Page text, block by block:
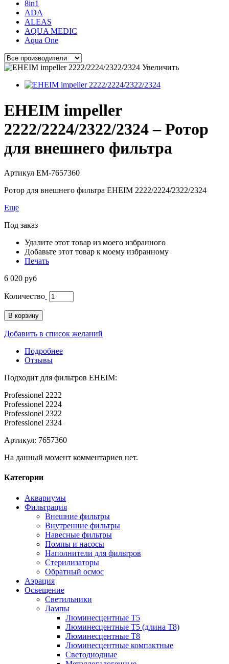
8in1
ADA
ALEAS
AQUA MEDIC
Aqua One
Увеличить
EHEIM impeller
2222/2224/2322/2324 – Ротор
для внешнего фильтра
Артикул EM-7657360
Ротор для внешнего фильтра EHEIM 2222/2224/2322/2324
Еще
Под заказ
Удалите этот товар из моего избранного
Добавьте этот товар к моему избранному
Печать
6 020 руб
Количество
В корзину
Добавить в список желаний
Подробнее
Отзывы
Подходит для фильтров EHEIM:
Professionel 2222
Professionel 2224
Professionel 2322
Professionel 2324
Артикул: 7657360
На данный момент комментариев нет.
Категории
Аквариумы
Фильтрация
Внешние фильтры
Внутренние фильтры
Навесные фильтры
Помпы и насосы
Наполнители для фильтров
Стерилизаторы
Обратный осмос
Аэрация
Освещение
Светильники
Лампы
Люминесцентные T5
Люминесцентные T5 (длина T8)
Люминесцентные T8
Люминесцентные компактные
Светодиодные